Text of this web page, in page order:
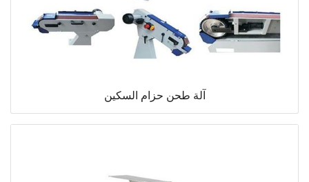
آلة طحن حزام السكين